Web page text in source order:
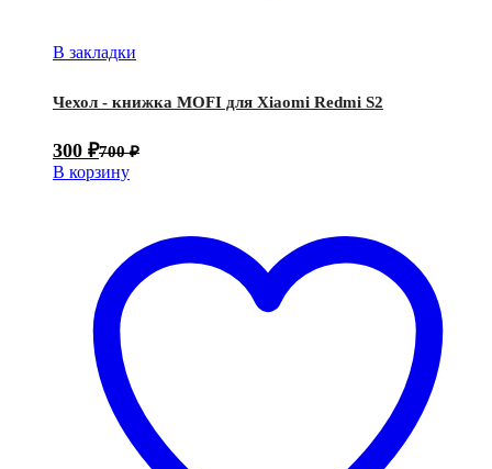
В закладки
Чехол - книжка MOFI для Xiaomi Redmi S2
300 ₽700₽
В корзину